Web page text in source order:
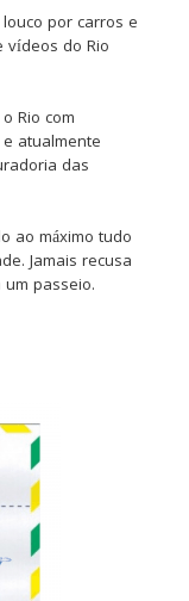
por carros e
vídeos do Rio
Rio com
atualmente
das
ao máximo tudo
Jamais recusa
passeio.